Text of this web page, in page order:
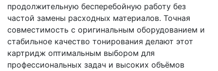
продолжительную бесперебойную работу без
частой замены расходных материалов. Точная
совместимость с оригинальным оборудованием и
стабильное качество тонирования делают этот
картридж оптимальным выбором для
профессиональных задач и высоких объёмов